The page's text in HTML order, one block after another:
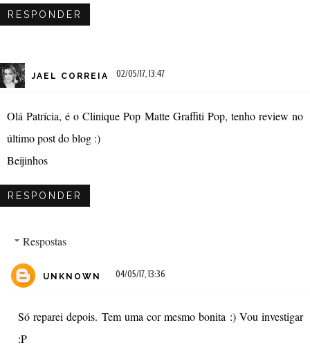
RESPONDER
JAEL CORREIA 02/05/17, 13:47
Olá Patrícia, é o Clinique Pop Matte Graffiti Pop, tenho review no
último post do blog :)
Beijinhos
RESPONDER
Respostas
UNKNOWN 04/05/17, 13:36
Só reparei depois. Tem uma cor mesmo bonita :) Vou investigar
:P